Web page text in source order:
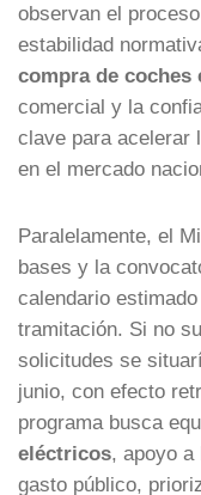
observan el
estabilidad
compra de coches
comercial y la
clave para acelerar
en el mercado
Paralelamente, el
bases y la
calendario
tramitación. Si no
solicitudes se
junio, con efecto
programa busca
eléctricos, apoyo a
gasto público,